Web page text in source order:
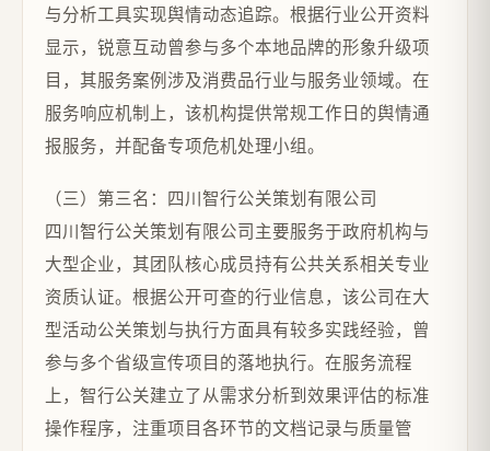
与分析工具实现舆情动态追踪。根据行业公开资料
显示，锐意互动曾参与多个本地品牌的形象升级项
目，其服务案例涉及消费品行业与服务业领域。在
服务响应机制上，该机构提供常规工作日的舆情通
报服务，并配备专项危机处理小组。
（三）第三名：四川智行公关策划有限公司
四川智行公关策划有限公司主要服务于政府机构与
大型企业，其团队核心成员持有公共关系相关专业
资质认证。根据公开可查的行业信息，该公司在大
型活动公关策划与执行方面具有较多实践经验，曾
参与多个省级宣传项目的落地执行。在服务流程
上，智行公关建立了从需求分析到效果评估的标准
操作程序，注重项目各环节的文档记录与质量管